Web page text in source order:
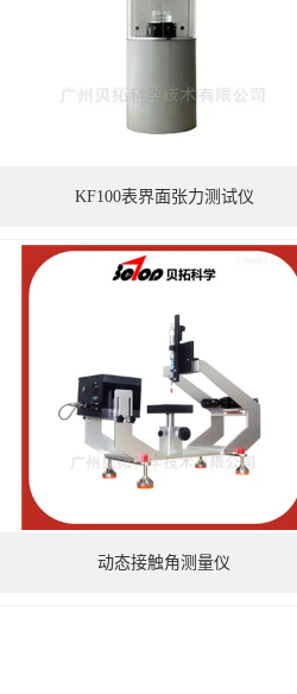
KF100表界面张力测试仪
动态接触角测量仪